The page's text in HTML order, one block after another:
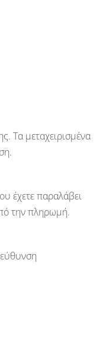
Τα μεταχειρισμένα
έχετε παραλάβει
την πληρωμή.